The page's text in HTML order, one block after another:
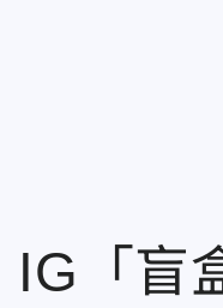
IG「盲